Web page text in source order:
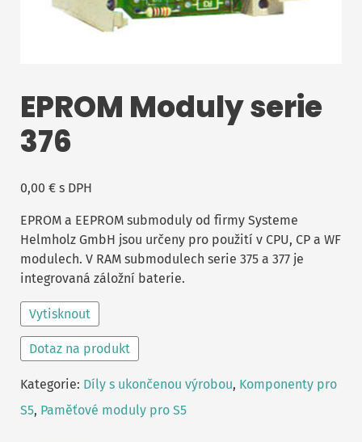
EPROM Moduly serie
376
0,00 € s DPH
EPROM a EEPROM submoduly od firmy Systeme
Helmholz GmbH jsou určeny pro použití v CPU, CP a WF
modulech. V RAM submodulech serie 375 a 377 je
integrovaná záložní baterie.
Vytisknout
Dotaz na produkt
Kategorie: Díly s ukončenou výrobou, Komponenty pro
S5, Paměťové moduly pro S5